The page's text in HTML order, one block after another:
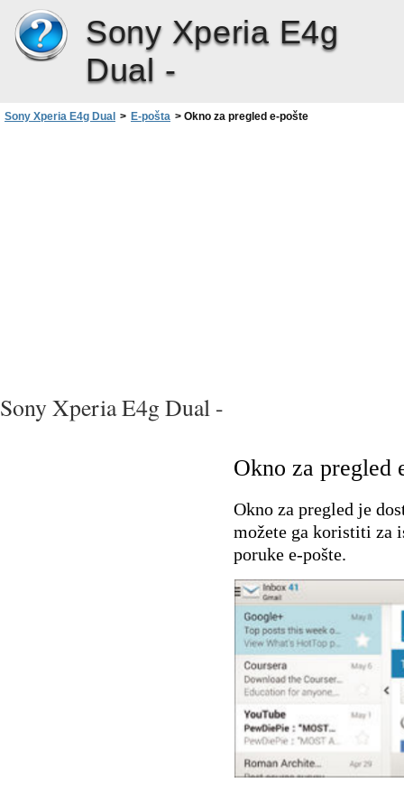
Sony Xperia E4g
Dual -
Sony Xperia E4g Dual > E-pošta > Okno za pregled e-pošte
Sony Xperia E4g Dual -
Okno za pregled
Okno za pregled je
možete ga koristiti za
poruke e-pošte.